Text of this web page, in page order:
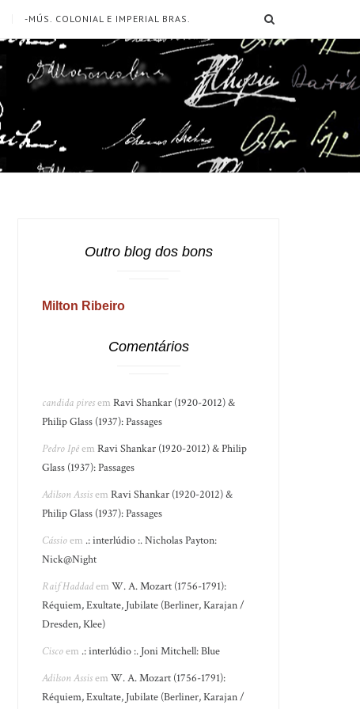
-MÚS. COLONIAL E IMPERIAL BRAS.
Outro blog dos bons
Milton Ribeiro
Comentários
candida piresemRavi Shankar (1920-2012) &
Philip Glass (1937): Passages
Pedro IpêemRavi Shankar (1920-2012) & Philip
Glass (1937): Passages
Adilson AssisemRavi Shankar (1920-2012) &
Philip Glass (1937): Passages
Cássioem .: interlúdio :. Nicholas Payton:
Nick@Night
Raif HaddademW. A. Mozart (1756-1791):
Réquiem, Exultate, Jubilate (Berliner, Karajan /
Dresden, Klee)
Ciscoem .: interlúdio :. Joni Mitchell: Blue
Adilson AssisemW. A. Mozart (1756-1791):
Réquiem, Exultate, Jubilate (Berliner, Karajan /